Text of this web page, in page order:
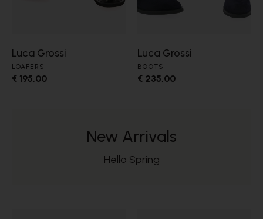
Luca Grossi
LOAFERS
€ 195,00
Luca Grossi
BOOTS
€ 235,00
New Arrivals
Hello Spring